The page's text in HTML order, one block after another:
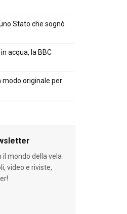
Stato che sognò
acqua, la BBC
modo originale per
mondo della vela
video e riviste,